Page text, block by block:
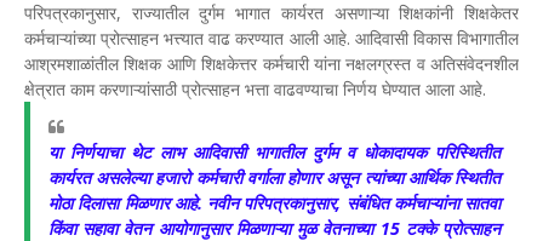
परिपत्रकानुसार, राज्यातील दुर्गम भागात कार्यरत असणाऱ्या शिक्षकांनी शिक्षकेतर
कर्मचाऱ्यांच्या प्रोत्साहन भत्त्यात वाढ करण्यात आली आहे. आदिवासी विकास विभागातील
आश्रमशाळांतील शिक्षक आणि शिक्षकेत्तर कर्मचारी यांना नक्षलग्रस्त व अतिसंवेदनशील
क्षेत्रात काम करणाऱ्यांसाठी प्रोत्साहन भत्ता वाढवण्याचा निर्णय घेण्यात आला आहे.
या निर्णयाचा थेट लाभ आदिवासी भागातील दुर्गम व धोकादायक परिस्थितीत
कार्यरत असलेल्या हजारो कर्मचारी वर्गाला होणार असून त्यांच्या आर्थिक स्थितीत
मोठा दिलासा मिळणार आहे. नवीन परिपत्रकानुसार, संबंधित कर्मचाऱ्यांना सातवा
किंवा सहावा वेतन आयोगानुसार मिळणाऱ्या मुळ वेतनाच्या 15 टक्के प्रोत्साहन